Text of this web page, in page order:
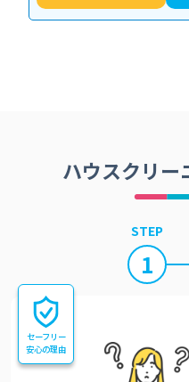
ハウスクリー
STEP
1
セーフリー
安心の理由